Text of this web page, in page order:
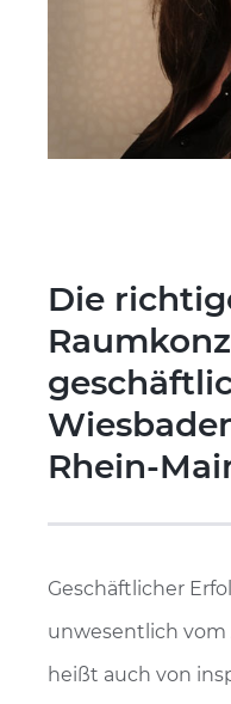
Die
Rhein-
Geschäftlicher
unwesentlich vom
heißt auch von